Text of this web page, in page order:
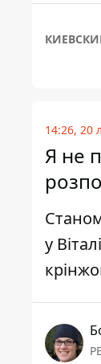
14:26, 20
Я не
у